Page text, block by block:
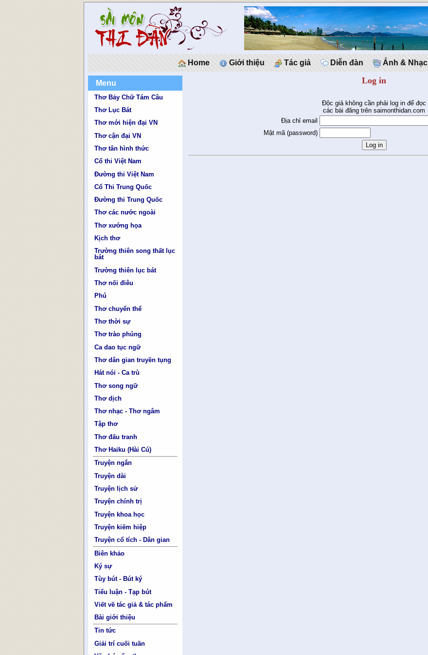
Home Giới thiệu Tác giả Diễn đàn Ảnh & Nhạc
Menu
Thơ Bảy Chữ Tám Câu
Thơ Lục Bát
Thơ mới hiện đại VN
Thơ cận đại VN
Thơ tân hình thức
Cổ thi Việt Nam
Đường thi Việt Nam
Cổ Thi Trung Quốc
Đường thi Trung Quốc
Thơ các nước ngoài
Thơ xướng họa
Kịch thơ
Trường thiên song thất lục
bát
Trường thiên lục bát
Thơ nối điêu
Phú
Thơ chuyển thể
Thơ thời sự
Thơ trào phúng
Ca dao tục ngữ
Thơ dân gian truyền tụng
Hát nói - Ca trù
Thơ song ngữ
Thơ dịch
Thơ nhạc - Thơ ngâm
Tập thơ
Thơ đấu tranh
Thơ Haiku (Hài Cú)
Truyện ngắn
Truyện dài
Truyện lịch sử
Truyện chính trị
Truyện khoa học
Truyện kiếm hiệp
Truyện cổ tích - Dân gian
Biên khảo
Ký sự
Tùy bút - Bút ký
Tiểu luận - Tạp bút
Viết về tác giả & tác phẩm
Bài giới thiệu
Tin tức
Giải trí cuối tuần
Log in
Độc giả không cần phải log in để đọc
các bài đăng trên saimonthidan.com
Địa chỉ email
Mật mã (password)